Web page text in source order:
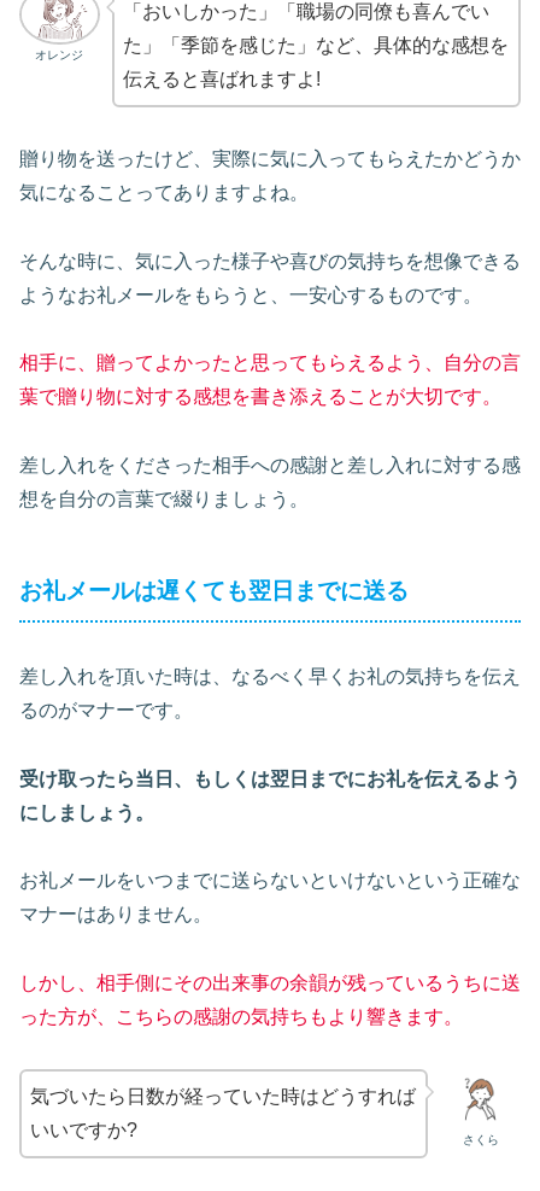
オレンジ
「おいしかった」「職場の同僚も喜んでい
た」「季節を感じた」など、具体的な感想を
伝えると喜ばれますよ!
贈り物を送ったけど、実際に気に入ってもらえたかどうか
気になることってありますよね。
そんな時に、気に入った様子や喜びの気持ちを想像できる
ようなお礼メールをもらうと、一安心するものです。
相手に、贈ってよかったと思ってもらえるよう、自分の言
葉で贈り物に対する感想を書き添えることが大切です。
差し入れをくださった相手への感謝と差し入れに対する感
想を自分の言葉で綴りましょう。
お礼メールは遅くても翌日までに送る
差し入れを頂いた時は、なるべく早くお礼の気持ちを伝え
るのがマナーです。
受け取ったら当日、もしくは翌日までにお礼を伝えるよう
にしましょう。
お礼メールをいつまでに送らないといけないという正確な
マナーはありません。
しかし、相手側にその出来事の余韻が残っているうちに送
った方が、こちらの感謝の気持ちもより響きます。
さくら
気づいたら日数が経っていた時はどうすれば
いいですか?